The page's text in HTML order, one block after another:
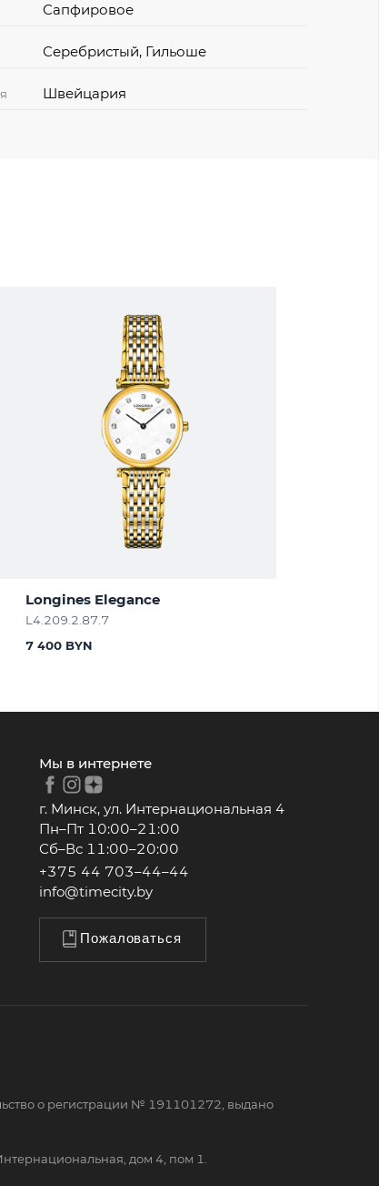
Сапфировое
Серебристый, Гильоше
Швейцария
Longines Elegance
L4.209.2.87.7
7 400 BYN
Мы в интернете
г. Минск, ул. Интернациональная 4
Пн–Пт 10:00–21:00
Сб–Вс 11:00–20:00
+375 44 703–44–44
info@timecity.by
Пожаловаться
о регистрации № 191101272, выдано
дом 4, пом 1.